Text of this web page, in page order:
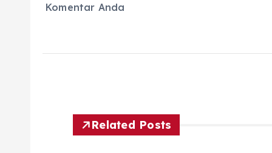
Komentar Anda
Related Posts